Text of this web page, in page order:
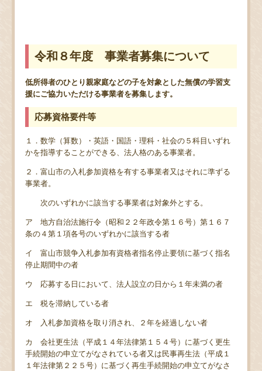
令和８年度 事業者募集について
低所得者のひとり親家庭などの子を対象とした無償の学習支
援にご協力いただける事業者を募集します。
応募資格要件等
１．数学（算数）・英語・国語・理科・社会の５科目いずれ
かを指導することができる、法人格のある事業者。
２．富山市の入札参加資格を有する事業者又はそれに準ずる
事業者。
次のいずれかに該当する事業者は対象外とする。
ア 地方自治法施行令（昭和２２年政令第１６号）第１６７
条の４第１項各号のいずれかに該当する者
イ 富山市競争入札参加有資格者指名停止要領に基づく指名
停止期間中の者
ウ 応募する日において、法人設立の日から１年未満の者
エ 税を滞納している者
オ 入札参加資格を取り消され、２年を経過しない者
カ 会社更生法（平成１４年法律第１５４号）に基づく更生
手続開始の申立てがなされている者又は民事再生法（平成１
１年法律第２２５号）に基づく再生手続開始の申立てがなさ